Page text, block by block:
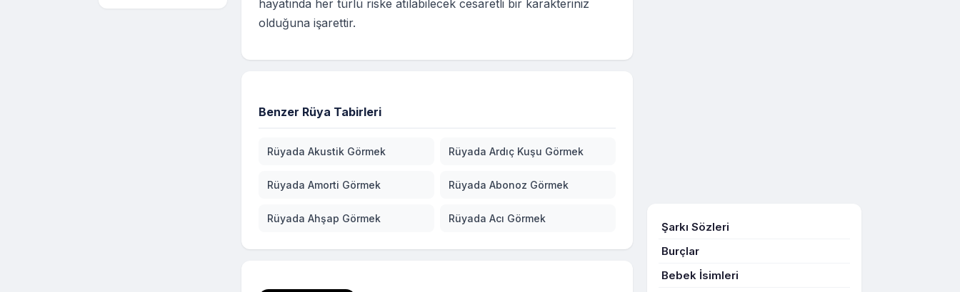
hayatında her türlü riske atılabilecek cesaretli bir karakteriniz
olduğuna işarettir.
Benzer Rüya Tabirleri
Rüyada Akustik Görmek Rüyada Ardıç Kuşu Görmek
Rüyada Amorti Görmek Rüyada Abonoz Görmek
Rüyada Ahşap Görmek Rüyada Acı Görmek
Şarkı Sözleri
Burçlar
Bebek İsimleri